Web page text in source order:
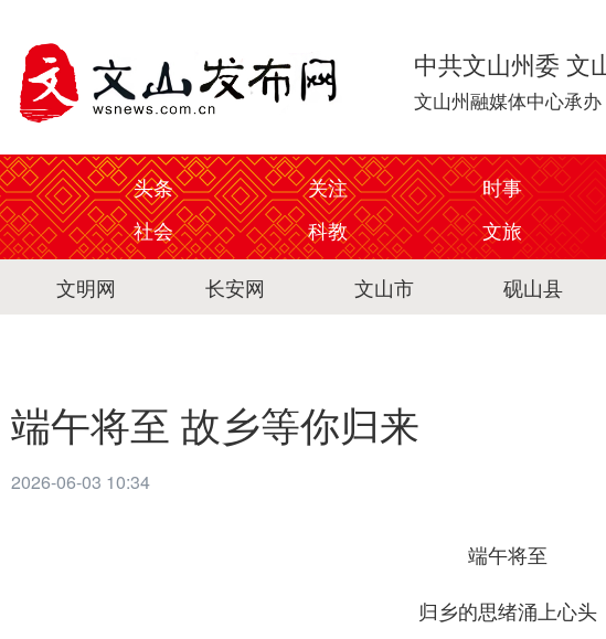
中共文山州委 文
文山州融媒体中心承办
头条 关注 时事
社会
科教 文旅
文明网
长安网 文山市 砚山县
端午将至 故乡等你归来
2026-06-03 10:34
端午将至
归乡的思绪涌上心头